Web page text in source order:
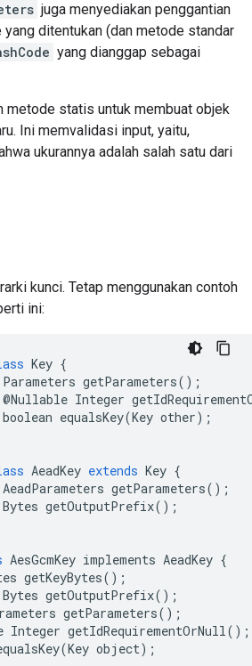
juga menyediakan penggantian
ditentukan (dan metode standar
yang dianggap sebagai
metode statis untuk membuat objek
Ini memvalidasi input, yaitu,
ukurannya adalah salah satu dari
kunci. Tetap menggunakan contoh
ini:
Key {
Parameters getParameters();
@Nullable Integer
boolean equalsKey(Key other);
AeadKey extends Key {
AeadParameters getParameters();
Bytes getOutputPrefix();
AesGcmKey implements AeadKey {
getKeyBytes();
Bytes getOutputPrefix();
getParameters();
Integer getIdRequirementOrNull();
(Key object);